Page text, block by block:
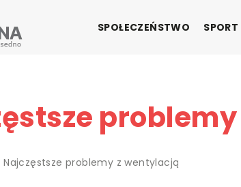
SPOŁECZEŃSTWO SPORT
Najczęstsze problemy z wentylacją